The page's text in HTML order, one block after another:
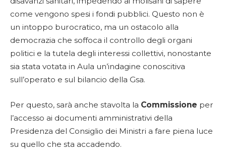
come vengono spesi i fondi pubblici. Questo non è
un intoppo burocratico, ma un ostacolo alla
democrazia che soffoca il controllo degli organi
politici e la tutela degli interessi collettivi, nonostante
sia stata votata in Aula un’indagine conoscitiva
sull’operato e sul bilancio della Gsa.
Per questo, sarà anche stavolta la Commissione per
l’accesso ai documenti amministrativi della
Presidenza del Consiglio dei Ministri a fare piena luce
su quello che sta accadendo.